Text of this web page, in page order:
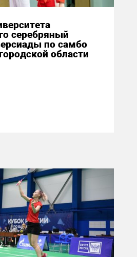
серебряный
по самбо
области